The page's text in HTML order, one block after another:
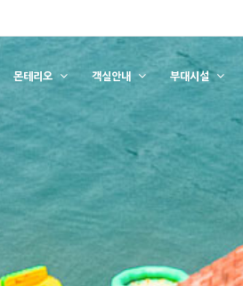
몬테리오 객실안내 부대시설